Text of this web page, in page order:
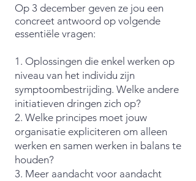
Op 3 december geven ze jou een
concreet antwoord op volgende
essentiële vragen:
1. Oplossingen die enkel werken op
niveau van het individu zijn
symptoombestrijding. Welke andere
initiatieven dringen zich op?
2. Welke principes moet jouw
organisatie expliciteren om alleen
werken en samen werken in balans te
houden?
3. Meer aandacht voor aandacht